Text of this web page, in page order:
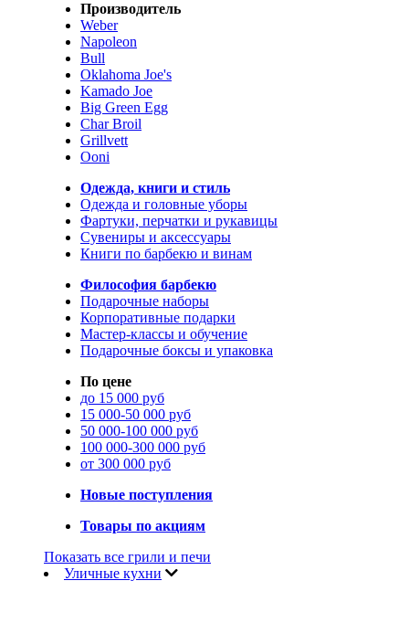
Производитель
Weber
Napoleon
Bull
Oklahoma Joe's
Kamado Joe
Big Green Egg
Char Broil
Grillvett
Ooni
Одежда, книги и стиль
Одежда и головные уборы
Фартуки, перчатки и рукавицы
Сувениры и аксессуары
Книги по барбекю и винам
Философия барбекю
Подарочные наборы
Корпоративные подарки
Мастер-классы и обучение
Подарочные боксы и упаковка
По цене
до 15 000 руб
15 000-50 000 руб
50 000-100 000 руб
100 000-300 000 руб
от 300 000 руб
Новые поступления
Товары по акциям
Показать все грили и печи
Уличные кухни